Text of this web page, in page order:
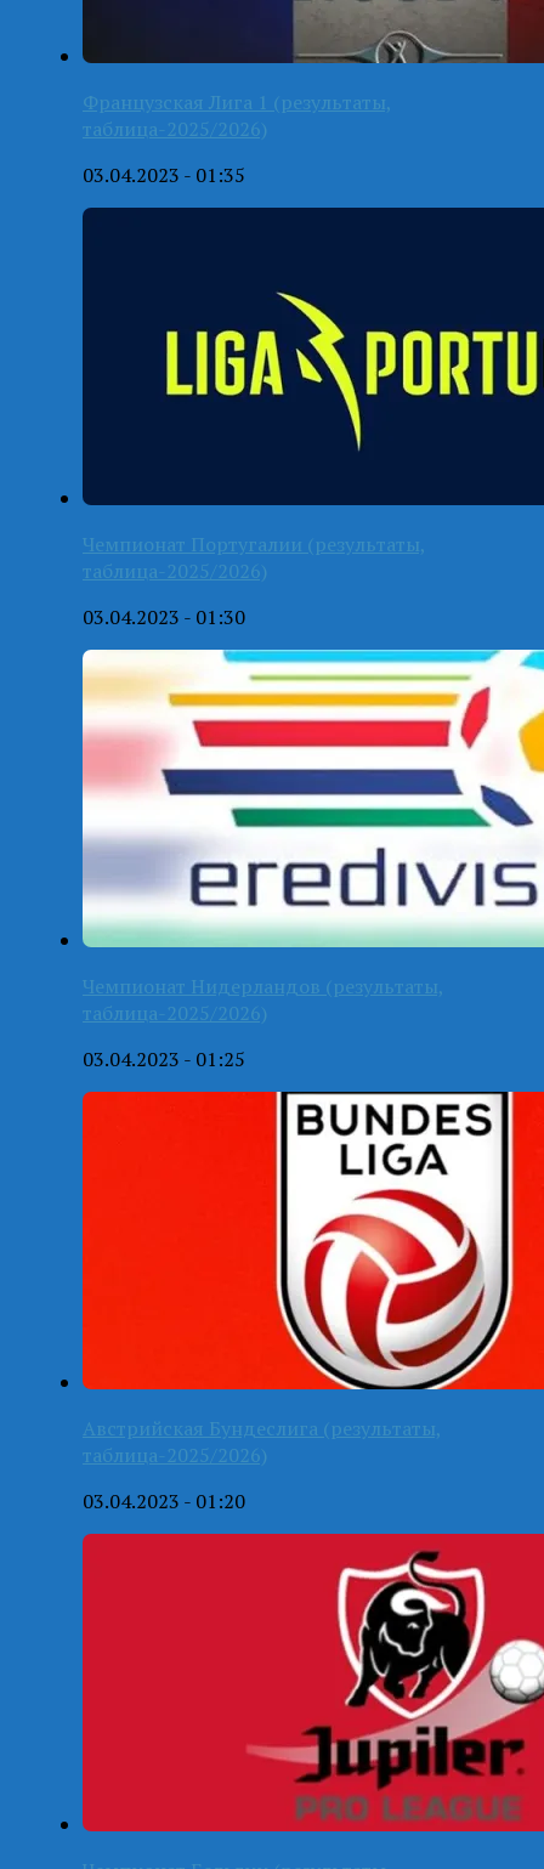
Французская Лига 1 (результаты,
таблица-2025/2026)
03.04.2023 - 01:35
Чемпионат Португалии (результаты,
таблица-2025/2026)
03.04.2023 - 01:30
Чемпионат Нидерландов (результаты,
таблица-2025/2026)
03.04.2023 - 01:25
Австрийская Бундеслига (результаты,
таблица-2025/2026)
03.04.2023 - 01:20